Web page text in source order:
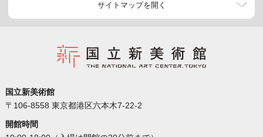
サイトマップを開く
国立新美術館
〒106-8558 東京都港区六本木7-22-2
開館時間